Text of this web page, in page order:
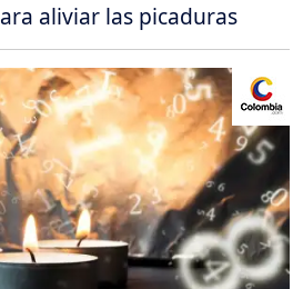
aliviar las picaduras